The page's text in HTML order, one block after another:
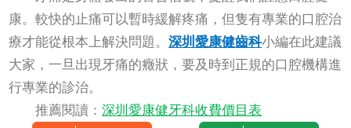
康。較快的止痛可以暫時緩解疼痛，但隻有專業的口腔治
療才能從根本上解決問題。深圳愛康健齒科小編在此建議
大家，一旦出現牙痛的癥狀，要及時到正規的口腔機構進
行專業的診治。
推薦閱讀：深圳愛康健牙科收費價目表